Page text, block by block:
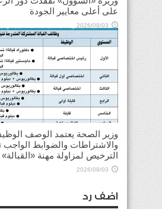
على أعلى معايير الجودة
2026/08/03
وزير الصحة يعتمد الوصف
والاشتراطات والضوابط الواجب
الترخيص لمزاولة مهنة «القبالة»
2026/08/03
اضف رد